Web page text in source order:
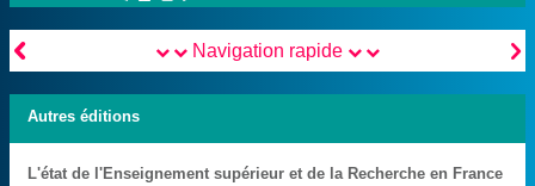
 
Navigation rapide
Autres éditions
L'état de l'Enseignement supérieur et de la Recherche en France